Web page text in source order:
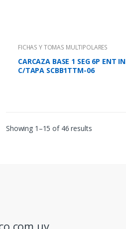
FICHAS Y TOMAS MULTIPOLARES
CARCAZA BASE 1 SEG 6P ENT
C/TAPA SCBB1TTM-06
Showing 1–15 of 46 results